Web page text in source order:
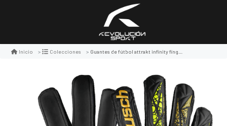
Inicio Colecciones Guantes de fútbol attrakt infinity finger support